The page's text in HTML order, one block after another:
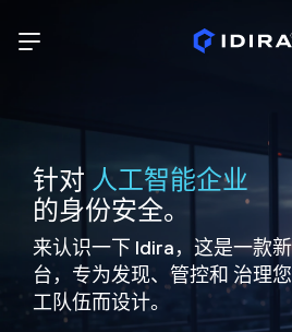
针对 人工智能企业
的身份安全。
来认识一下 Idira，这是一款
台，专为发现、管控和 治理
工队伍而设计。